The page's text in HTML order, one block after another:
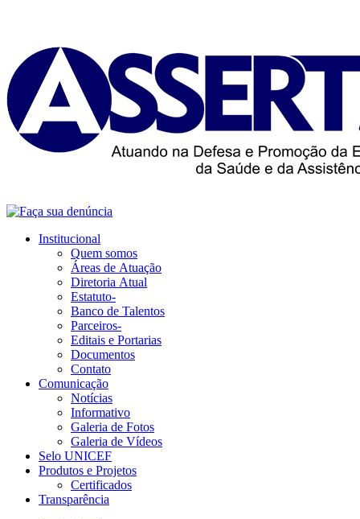
Institucional
Quem somos
Áreas de Atuação
Diretoria Atual
Estatuto-
Banco de Talentos
Parceiros-
Editais e Portarias
Documentos
Contato
Comunicação
Notícias
Informativo
Galeria de Fotos
Galeria de Vídeos
Selo UNICEF
Produtos e Projetos
Certificados
Transparência